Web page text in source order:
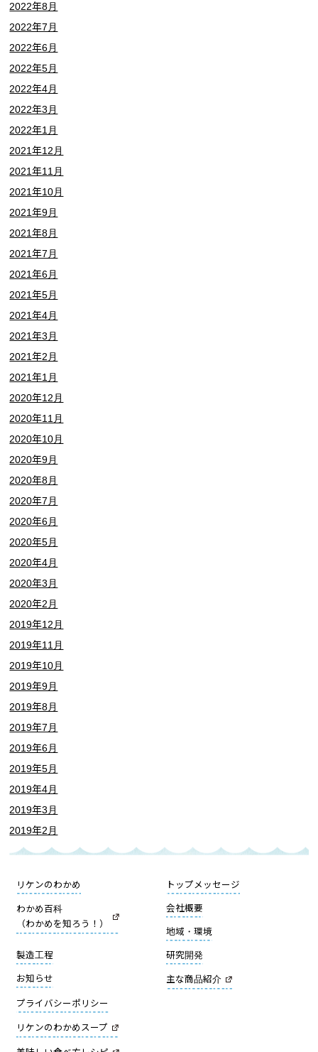
2022年8月
2022年7月
2022年6月
2022年5月
2022年4月
2022年3月
2022年1月
2021年12月
2021年11月
2021年10月
2021年9月
2021年8月
2021年7月
2021年6月
2021年5月
2021年4月
2021年3月
2021年2月
2021年1月
2020年12月
2020年11月
2020年10月
2020年9月
2020年8月
2020年7月
2020年6月
2020年5月
2020年4月
2020年3月
2020年2月
2019年12月
2019年11月
2019年10月
2019年9月
2019年8月
2019年7月
2019年6月
2019年5月
2019年4月
2019年3月
2019年2月
リケンのわかめ トップメッセージ
わかめ百科
（わかめを知ろう！）
会社概要
地域・環境
製造工程 研究開発
お知らせ 主な商品紹介
プライバシーポリシー
リケンのわかめスープ